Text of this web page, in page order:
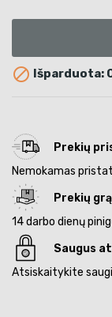
 Išparduota:
Prekių
Nemokamas
Prekių
14 darbo dienų
Saugus
Atsiskaitykite